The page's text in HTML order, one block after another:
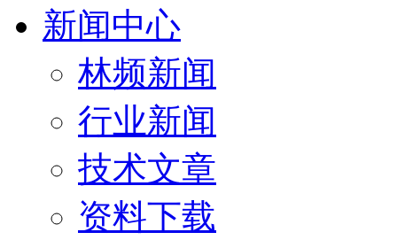
新闻中心
林频新闻
行业新闻
技术文章
资料下载